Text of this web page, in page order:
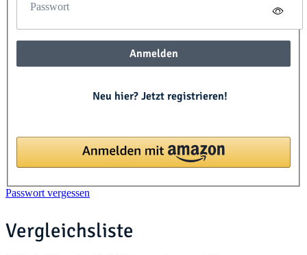
Passwort
Anmelden
Neu hier? Jetzt registrieren!
Passwort vergessen
Vergleichsliste